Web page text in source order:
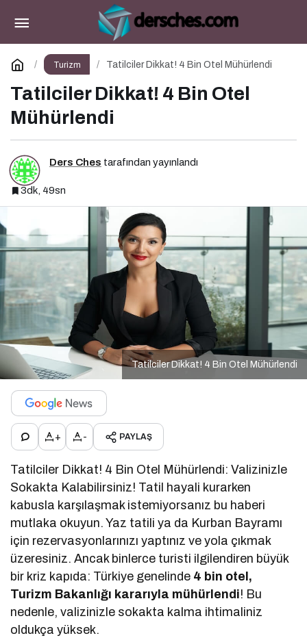
Turizm Tatilciler Dikkat! 4 Bin Otel Mühürlendi
Tatilciler Dikkat! 4 Bin Otel
Mühürlendi
Ders Ches tarafından yayınlandı
3dk, 49sn
Tatilciler Dikkat! 4 Bin Otel Mühürlendi
+ - PAYLAŞ
Tatilciler Dikkat! 4 Bin Otel Mühürlendi: Valizinizle
Sokakta Kalabilirsiniz! Tatil hayali kurarken
kabusla karşılaşmak istemiyorsanız bu haberi
mutlaka okuyun. Yaz tatili ya da Kurban Bayramı
için rezervasyonlarınızı yaptınız ve yola çıkmak
üzeresiniz. Ancak binlerce turisti ilgilendiren büyük
bir kriz kapıda: Türkiye genelinde 4 bin otel,
Turizm Bakanlığı kararıyla mühürlendi! Bu
nedenle, valizinizle sokakta kalma ihtimaliniz
oldukça yüksek.
Popüler Yurt İçi Tatil Rotaları
Yorum Yap